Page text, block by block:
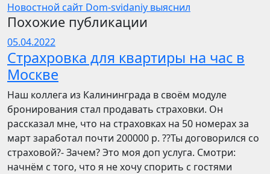
Новостной сайт Dom-svidaniy выяснил
Похожие публикации
05.04.2022
Страхровка для квартиры на час в
Москве
Наш коллега из Калининграда в своём модуле
бронирования стал продавать страховки. Он
рассказал мне, что на страховках на 50 номерах за
март заработал почти 200000 р. ??Ты договорился со
страховой?- Зачем? Это моя доп услуга. Смотри:
начнём с того, что я не хочу спорить с гостями